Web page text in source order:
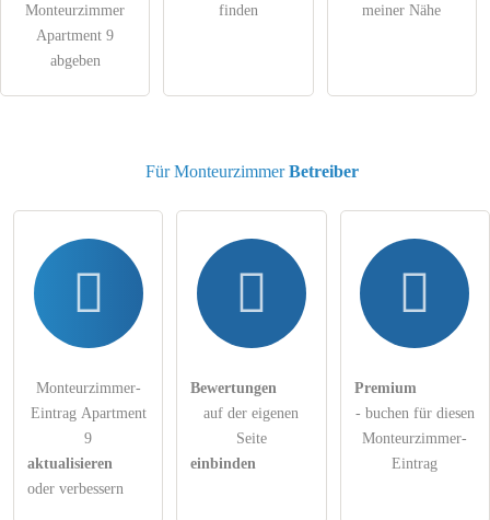
Hinweis:Bitte beachten Sie, öffentliche Fragen sind
Besucher sichtbar
Klicken Sie hier um eineindividuelle Fragean den
Monteurzimmer
Apartment 9
abgeben
finden
meiner Nähe
Für MonteurzimmerBetreiber
Monteurzimmer-
Eintrag Apartment
9
aktualisieren
oder verbessern
Bewertungen
auf der eigenen
Seite
einbinden
Premium
- buchen für diesen
Monteurzimmer-
Eintrag